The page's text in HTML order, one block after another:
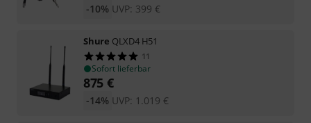
UVP: 399 €
-10%
Shure QLXD4 H51
11
Sofort lieferbar
875 €
UVP: 1.019 €
-14%